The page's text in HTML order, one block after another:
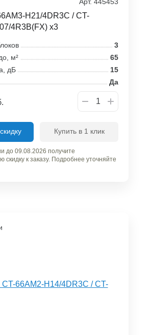
H21/4DR3C / CT-
4R3B(FX) x3
3
м²
65
дБ
15
Да
Купить в 1 клик
до 09.08.2026 получите
скидку к заказу. Подробнее уточняйте